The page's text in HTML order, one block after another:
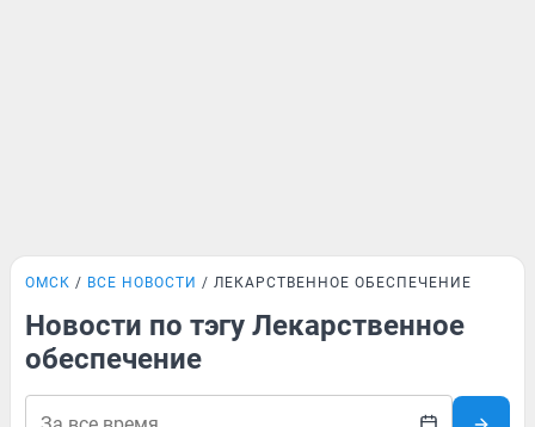
ОМСК ВСЕ НОВОСТИ ЛЕКАРСТВЕННОЕ ОБЕСПЕЧЕНИЕ
Новости по тэгу Лекарственное
обеспечение